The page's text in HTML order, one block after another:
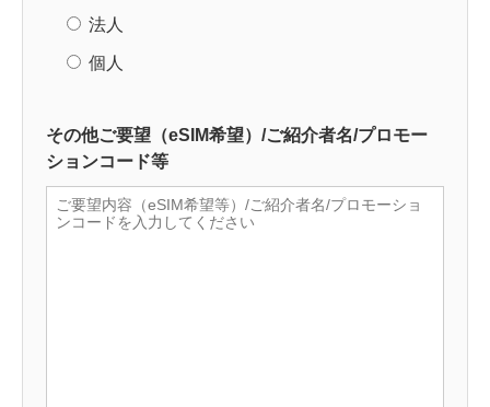
法人
個人
その他ご要望（eSIM希望）/ご紹介者名/プロモー
ションコード等